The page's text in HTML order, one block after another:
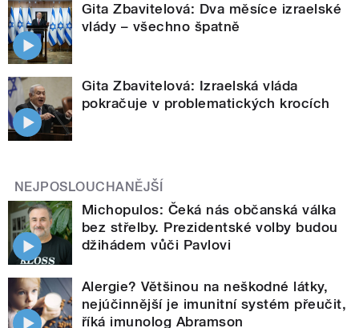
Gita Zbavitelová: Dva měsíce izraelské
vlády – všechno špatně
Gita Zbavitelová: Izraelská vláda
pokračuje v problematických krocích
NEJPOSLOUCHANĚJŠÍ
Michopulos: Čeká nás občanská válka
bez střelby. Prezidentské volby budou
džihádem vůči Pavlovi
Alergie? Většinou na neškodné látky,
nejúčinnější je imunitní systém přeučit,
říká imunolog Abramson